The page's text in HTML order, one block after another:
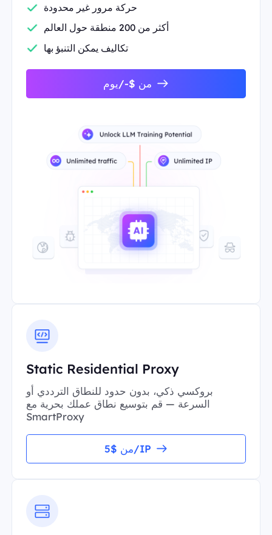
حركة مرور غير محدودة
أكثر من 200 منطقة حول العالم
تكاليف يمكن التنبؤ بها
من $-/يوم
Static Residential Proxy
بروكسي ذكي، بدون حدود للنطاق الترددي أو
السرعة — قم بتوسيع نطاق عملك بحرية مع
SmartProxy
من $5/IP